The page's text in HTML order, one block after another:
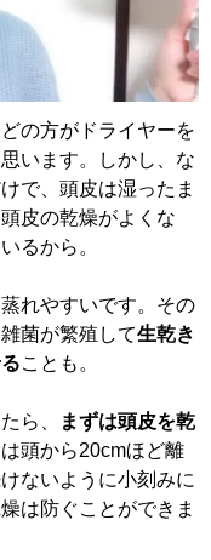
の方がドライヤーを
います。しかし、な
で、頭皮は湿ったま
皮の乾燥がよくな
るから。
れやすいです。その
菌が繁殖して生乾き
ことも。
ら、
まずは頭皮を乾
頭から20cmほど離
ないように小刻みに
は防ぐことができま